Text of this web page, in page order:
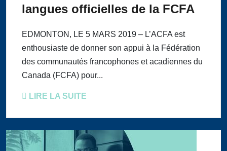
langues officielles de la FCFA
EDMONTON, LE 5 MARS 2019 – L’ACFA est
enthousiaste de donner son appui à la Fédération
des communautés francophones et acadiennes du
Canada (FCFA) pour...
LIRE LA SUITE